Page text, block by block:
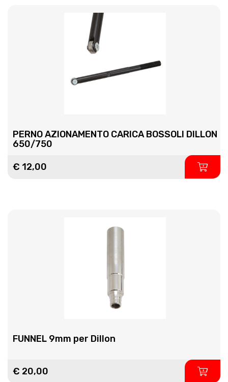
PERNO AZIONAMENTO CARICA BOSSOLI DILLON
650/750
€ 12,00
FUNNEL 9mm per Dillon
€ 20,00